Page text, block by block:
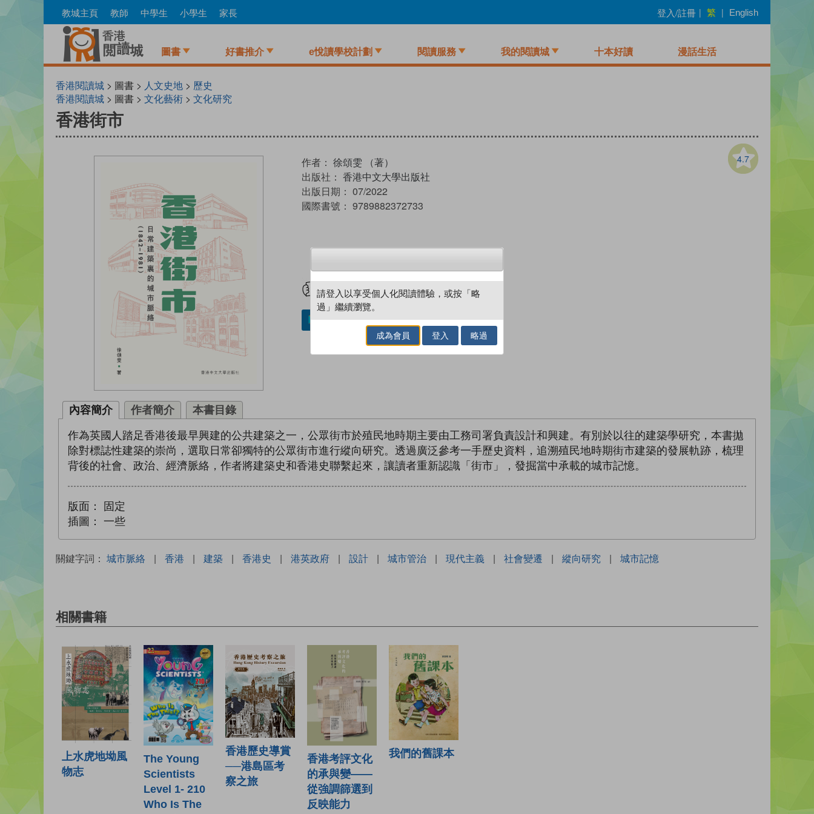
to
教城主頁 教師 中學生 小學生 家長 登入/註冊 | 繁 | English
圖書 好書推介 e悅讀學校計劃 閱讀服務 我的閱讀城 十本好讀 漫話生活
香港閱讀城 > 圖書 > 人文史地 > 歷史
香港閱讀城 > 圖書 > 文化藝術 > 文化研究
香港街市
4.7
作者： 徐頌雯 （著）
出版社： 香港中文大學出版社
出版日期： 07/2022
國際書號： 9789882372733
試閲 加入閱讀紀錄
加入／閱讀電子書
內容簡介 作者簡介 本書目錄
作為英國人踏足香港後最早興建的公共建築之一，公眾街市於殖民地時期主要由工務司署負責設計和興建。有別於以往的建築學研究，本書拋
除對標誌性建築的崇尚，選取日常卻獨特的公眾街市進行縱向研究。透過廣泛參考一手歷史資料，追溯殖民地時期街市建築的發展軌跡，梳理
背後的社會、政治、經濟脈絡，作者將建築史和香港史聯繫起來，讓讀者重新認識「街市」，發掘當中承載的城市記憶。
版面：
固定
插圖：
一些
關鍵字詞： 城市脈絡 | 香港 | 建築 | 香港史 | 港英政府 | 設計 | 城市管治 | 現代主義 | 社會變遷 | 縱向研究 | 城市記憶
相關書籍
上水虎地坳風
物志
The Young
Scientists
Level 1- 210
Who Is The
香港歷史導賞
──港島區考
察之旅
香港考評文化
的承與變——
從強調篩選到
反映能力
我們的舊課本
請登入以享受個人化閱讀體驗，或按「略
過」繼續瀏覽。
成為會員 登入 略過